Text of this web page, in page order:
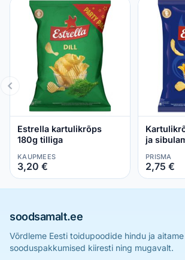
Estrella kartulikrõps
180g tilliga
KAUPMEES
3,20 €
ja
PRISMA
2,75 €
soodsamalt.ee
Võrdleme Eesti toidupoodide hindu ja
sooduspakkumised kiiresti ning mugavalt.